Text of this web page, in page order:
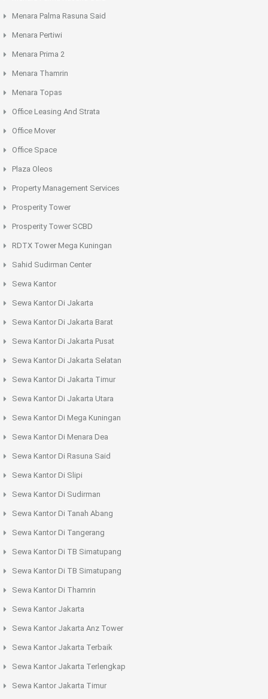
Menara Palma Rasuna Said
Menara Pertiwi
Menara Prima 2
Menara Thamrin
Menara Topas
Office Leasing And Strata
Office Mover
Office Space
Plaza Oleos
Property Management Services
Prosperity Tower
Prosperity Tower SCBD
RDTX Tower Mega Kuningan
Sahid Sudirman Center
Sewa Kantor
Sewa Kantor Di Jakarta
Sewa Kantor Di Jakarta Barat
Sewa Kantor Di Jakarta Pusat
Sewa Kantor Di Jakarta Selatan
Sewa Kantor Di Jakarta Timur
Sewa Kantor Di Jakarta Utara
Sewa Kantor Di Mega Kuningan
Sewa Kantor Di Menara Dea
Sewa Kantor Di Rasuna Said
Sewa Kantor Di Slipi
Sewa Kantor Di Sudirman
Sewa Kantor Di Tanah Abang
Sewa Kantor Di Tangerang
Sewa Kantor Di TB Simatupang
Sewa Kantor Di TB Simatupang
Sewa Kantor Di Thamrin
Sewa Kantor Jakarta
Sewa Kantor Jakarta Anz Tower
Sewa Kantor Jakarta Terbaik
Sewa Kantor Jakarta Terlengkap
Sewa Kantor Jakarta Timur